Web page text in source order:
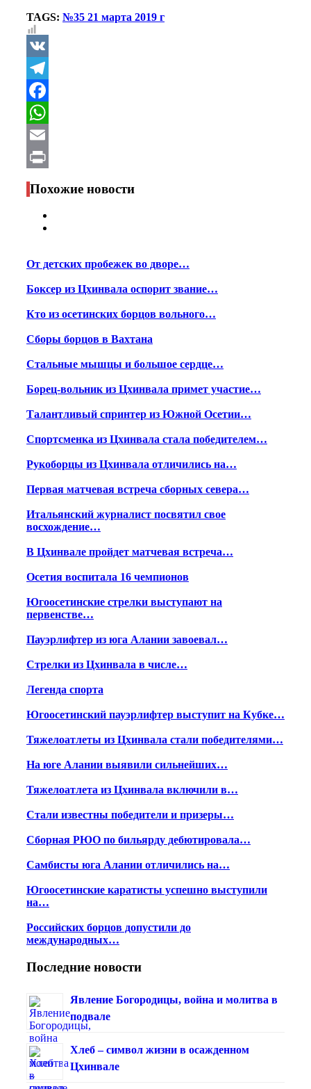
TAGS: №35 21 марта 2019 г
VK
Telegram
Facebook
WhatsApp
Email
Print
Похожие новости
От детских пробежек во дворе…
Боксер из Цхинвала оспорит звание…
Кто из осетинских борцов вольного…
Сборы борцов в Вахтана
Стальные мышцы и большое сердце…
Борец-вольник из Цхинвала примет участие…
Талантливый спринтер из Южной Осетии…
Спортсменка из Цхинвала стала победителем…
Рукоборцы из Цхинвала отличились на…
Первая матчевая встреча сборных севера…
Итальянский журналист посвятил свое
восхождение…
В Цхинвале пройдет матчевая встреча…
Осетия воспитала 16 чемпионов
Югоосетинские стрелки выступают на
первенстве…
Пауэрлифтер из юга Алании завоевал…
Стрелки из Цхинвала в числе…
Легенда спорта
Югоосетинский пауэрлифтер выступит на Кубке…
Тяжелоатлеты из Цхинвала стали победителями…
На юге Алании выявили сильнейших…
Тяжелоатлета из Цхинвала включили в…
Стали известны победители и призеры…
Сборная РЮО по бильярду дебютировала…
Самбисты юга Алании отличились на…
Югоосетинские каратисты успешно выступили
на…
Российских борцов допустили до
международных…
Последние новости
Явление Богородицы, война и молитва в
подвале
Хлеб – символ жизни в осажденном
Цхинвале